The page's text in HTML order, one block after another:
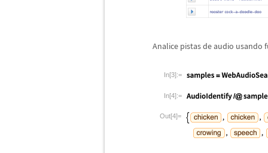
Analice pistas de audio
In[3]:=
In[4]:=
Out[4]=